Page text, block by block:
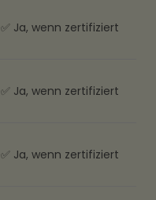
✅ Ja, wenn zertifiziert
✅ Ja, wenn zertifiziert
✅ Ja, wenn zertifiziert